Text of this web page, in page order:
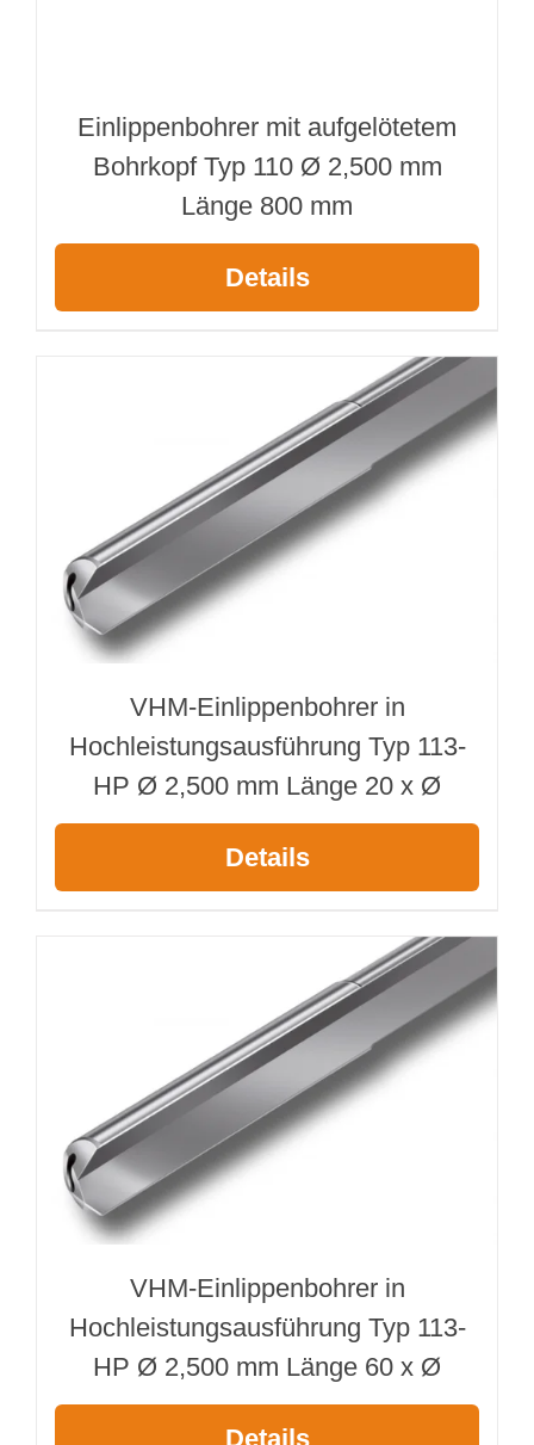
Einlippenbohrer mit aufgelötetem
Bohrkopf Typ 110 Ø 2,500 mm
Länge 800 mm
Details
VHM-Einlippenbohrer in
Hochleistungsausführung Typ 113-
HP Ø 2,500 mm Länge 20 x Ø
Details
VHM-Einlippenbohrer in
Hochleistungsausführung Typ 113-
HP Ø 2,500 mm Länge 60 x Ø
Details